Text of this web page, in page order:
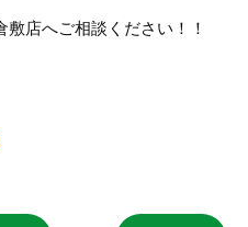
店へご相談ください！！